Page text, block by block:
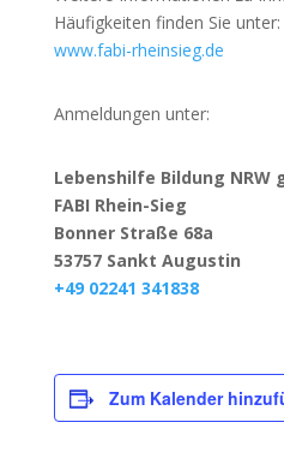
Häufigkeiten finden Sie unter:
www.fabi-rheinsieg.de
Anmeldungen unter:
Lebenshilfe Bildung NRW
FABI Rhein-Sieg
Bonner Straße 68a
53757 Sankt Augustin
+49 02241 341838
Zum Kalender